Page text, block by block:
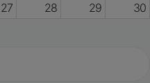
27 28 29 30